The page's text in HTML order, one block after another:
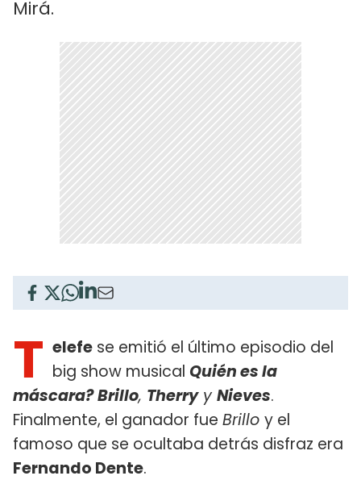
Mirá.
T elefe se emitió el último episodio del
big show musical Quién es la
máscara?Brillo, TherryyNieves.
Finalmente, el ganador fue Brillo y el
famoso que se ocultaba detrás disfraz era
Fernando Dente.